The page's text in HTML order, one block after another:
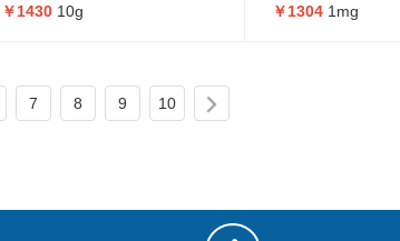
￥1430 10g ￥1304 1mg
7 8 9 10